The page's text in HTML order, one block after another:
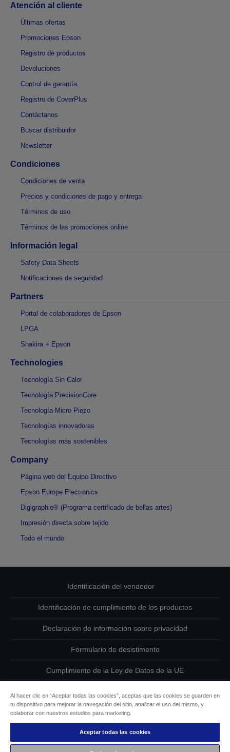
Atención al cliente
Últimas ofertas
Promociones Epson
Registro de productos
Devoluciones
Control de garantía
Registro de CoverPlus
Contáctanos
Buscar distribuidor
Newsletter
Condiciones
Condiciones de venta
Precios y condiciones de pago y entrega
Términos de uso
Términos de las promociones online
Información legal
Safety Data Sheets
Notificaciones de seguridad
Partners
Portal de colaboradores de Epson
LPGA
Shakira + Epson
Technologies
Tecnología Sin Calor
Tecnología PrecisionCore
Tecnología Micro Piezo
Tecnologías innovadoras
Tecnologías más sostenibles
Company
Página web del Equipo Directivo
Epson Europe Electronics
Digigraphie® (Programa certificado de bellas artes)
Impresión directa sobre tejido
Todo el mundo
Identificación del vendedor
Identificación de cumplimiento de los productos
Declaración de información sobre privacidad
Formulario de desistimento
Cumplimiento de la Ley de Datos de la UE
Información sobre cookies
Compromiso de accesibilidad de Epson
Al hacer clic en “Aceptar todas las cookies”, aceptas que las cookies se guarden en
tu dispositivo para mejorar la navegación del sitio, analizar el uso del mismo, y
colaborar con nuestros estudios para marketing.
Aceptar todas las cookies